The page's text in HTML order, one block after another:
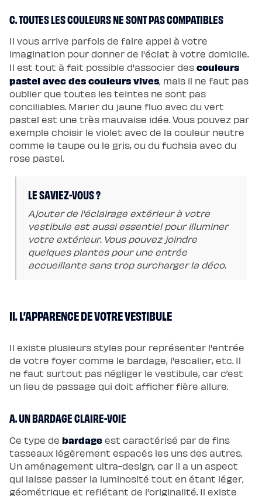
matelas
molleton
oreiller
Salon
Canapé
Canapé
d'angle
Canapé-
lit
Module
d'angle
Lot
de
coussins
Coloris
Ecru
Gris
Nuage
Bleu
Vert
Sauge
Terracotta
Gamme
enfant
Matelas
Matelas
bébé
la
&
ado
ans)
Lits
Lit
bébé
Lit
à
Lit
coffre
Lit
en
bois
enfant
Accessoires
de
literie
C. TOUTES LES COULEURS NE SONT PAS COMPATIBLES
Il vous arrive parfois de faire appel à votre
imagination pour donner de l'éclat à votre domicile.
Il est tout à fait possible d'associer des couleurs
pastel avec des couleurs vives, mais il ne faut pas
oublier que toutes les teintes ne sont pas
conciliables. Marier du jaune fluo avec du vert
pastel est une très mauvaise idée. Vous pouvez par
exemple choisir le violet avec de la couleur neutre
comme le taupe ou le gris, ou du fuchsia avec du
rose pastel.
LE SAVIEZ-VOUS ?
Ajouter de l'éclairage extérieur à votre
vestibule est aussi essentiel pour illuminer
votre extérieur. Vous pouvez joindre
quelques plantes pour une entrée
accueillante sans trop surcharger la déco.
II. L’APPARENCE DE VOTRE VESTIBULE
Il existe plusieurs styles pour représenter l'entrée
de votre foyer comme le bardage, l'escalier, etc. Il
ne faut surtout pas négliger le vestibule, car c’est
un lieu de passage qui doit afficher fière allure.
A. UN BARDAGE CLAIRE-VOIE
Ce type de bardage est caractérisé par de fins
tasseaux légèrement espacés les uns des autres.
Un aménagement ultra-design, car il a un aspect
qui laisse passer la luminosité tout en étant léger,
géométrique et reflétant de l'originalité. Il existe